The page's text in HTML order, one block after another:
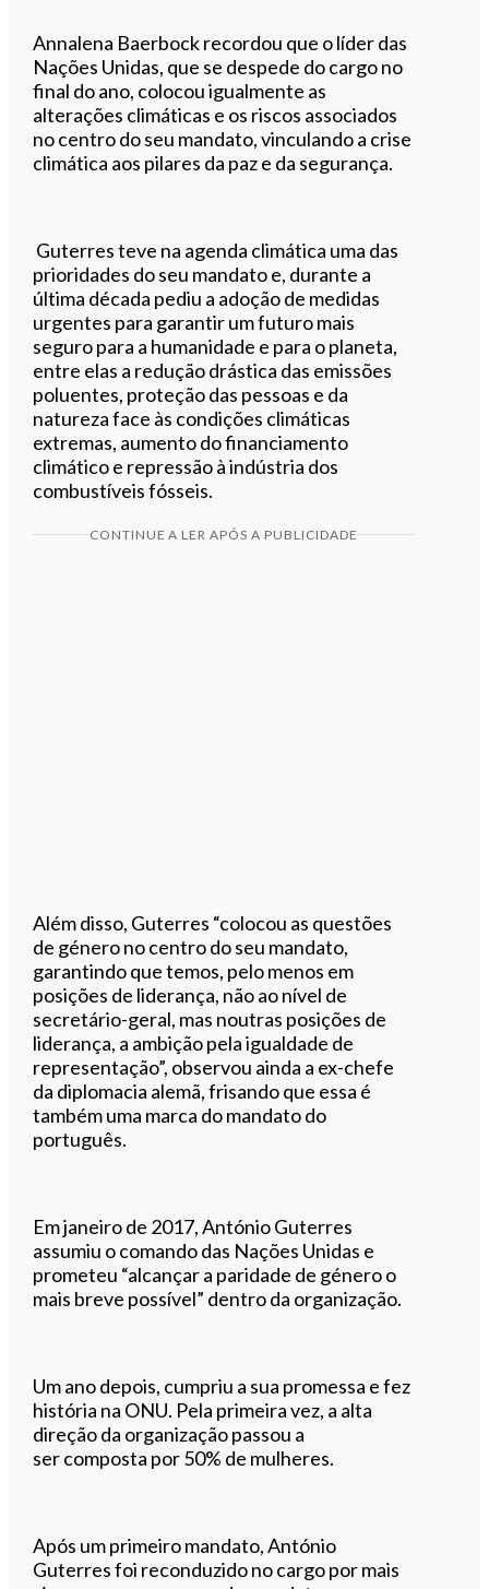
Annalena Baerbock recordou que o líder das
Nações Unidas, que se despede do cargo no
final do ano, colocou igualmente as
alterações climáticas e os riscos associados
no centro do seu mandato, vinculando a crise
climática aos pilares da paz e da segurança.
Guterres teve na agenda climática uma das
prioridades do seu mandato e, durante a
última década pediu a adoção de medidas
urgentes para garantir um futuro mais
seguro para a humanidade e para o planeta,
entre elas a redução drástica das emissões
poluentes, proteção das pessoas e da
natureza face às condições climáticas
extremas, aumento do financiamento
climático e repressão à indústria dos
combustíveis fósseis.
CONTINUE A LER APÓS A PUBLICIDADE
Além disso, Guterres “colocou as questões
de género no centro do seu mandato,
garantindo que temos, pelo menos em
posições de liderança, não ao nível de
secretário-geral, mas noutras posições de
liderança, a ambição pela igualdade de
representação”, observou ainda a ex-chefe
da diplomacia alemã, frisando que essa é
também uma marca do mandato do
português.
Em janeiro de 2017, António Guterres
assumiu o comando das Nações Unidas e
prometeu “alcançar a paridade de género o
mais breve possível” dentro da organização.
Um ano depois, cumpriu a sua promessa e fez
história na ONU. Pela primeira vez, a alta
direção da organização passou a
ser composta por 50% de mulheres.
Após um primeiro mandato, António
Guterres foi reconduzido no cargo por mais